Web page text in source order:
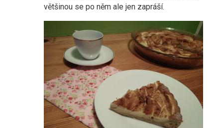
většinou se po něm ale jen zapráší.